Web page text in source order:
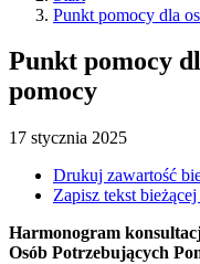
Punkt pomocy dla
Punkt pomocy
pomocy
17 stycznia 2025
Drukuj zawartość
Zapisz tekst
Harmonogram
Osób Potrzebujących